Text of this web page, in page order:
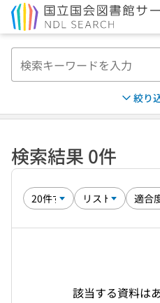
絞り
検索結果 0件
該当する資料は